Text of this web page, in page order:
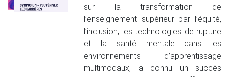
sur la transformation de
l’enseignement supérieur par l’équité,
l’inclusion, les technologies de rupture
et la santé mentale dans les
environnements d’apprentissage
multimodaux, a connu un succès